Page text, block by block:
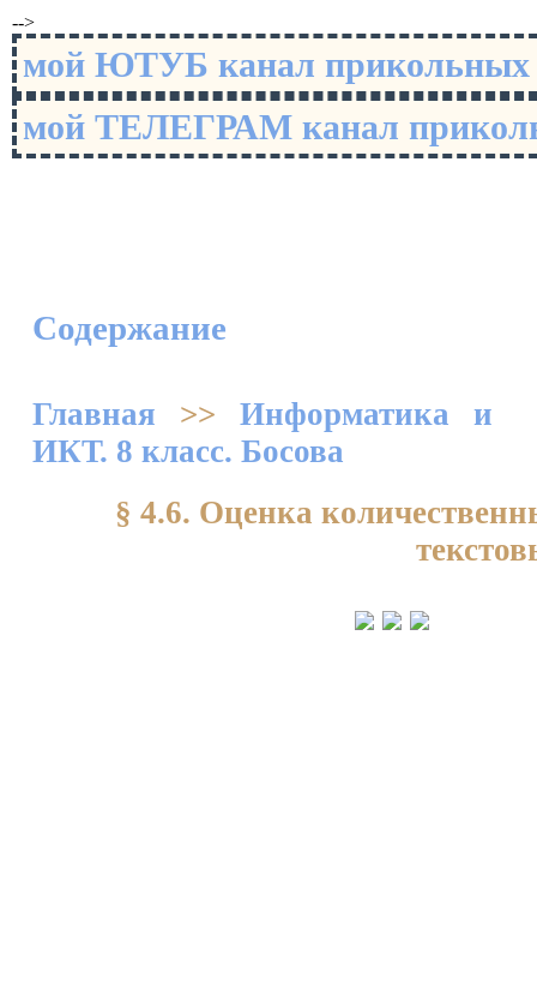
-->
мой ЮТУБ канал
мой ТЕЛЕГРАМ канал
Содержание
Главная >> Информатика и
ИКТ. 8 класс. Босова
§ 4.6. Оценка